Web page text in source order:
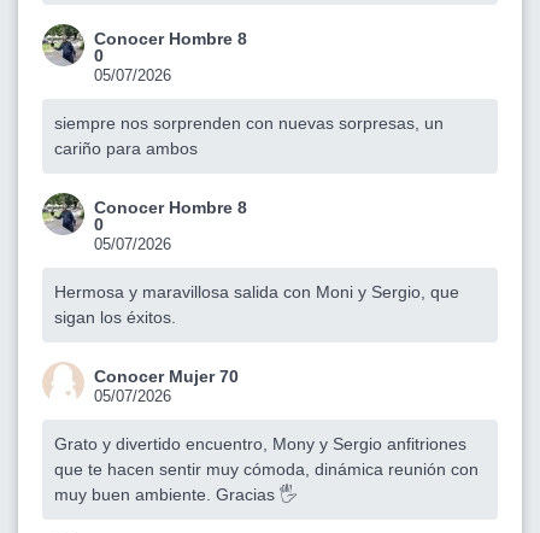
Conocer Hombre 8
0
05/07/2026
siempre nos sorprenden con nuevas sorpresas, un
cariño para ambos
Conocer Hombre 8
0
05/07/2026
Hermosa y maravillosa salida con Moni y Sergio, que
sigan los éxitos.
Conocer Mujer 70
05/07/2026
Grato y divertido encuentro, Mony y Sergio anfitriones
que te hacen sentir muy cómoda, dinámica reunión con
muy buen ambiente. Gracias 🖐